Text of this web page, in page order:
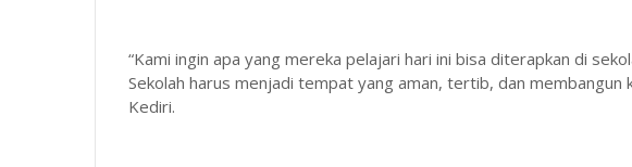
“Kami ingin apa yang mereka pelajari hari ini bisa diterapkan di
Sekolah harus menjadi tempat yang aman, tertib, dan membangun
Kediri.